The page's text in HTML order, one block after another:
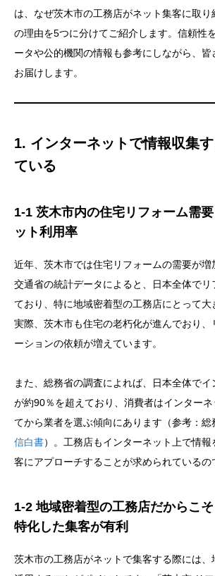
は、なぜ茨木市の工務店がネット集客に取り
の理由を5つに分けてご紹介します。信頼性
ータや公的機関の情報も参考にしながら、皆
お届けします。
1. インターネットで情報収集
ている
1-1 茨木市内の住宅リフォーム需
ット利用率
近年、茨木市では住宅リフォームの需要が増
交通省の統計データによると、日本全体でリ
ており、特に地域密着型の工務店にとって大
実際、茨木市も住宅の老朽化が進んでおり
ーションの依頼が増えています。
また、総務省の調査によれば、日本全体で
が約90％を超えており、消費者はインター
てから業者を選ぶ傾向にあります（参考：総
信白書）。工務店もインターネット上で情
客にアプローチすることが求められているの
1-2 地域密着型の工務店だからこ
特化した集客が有利
茨木市の工務店がネットで集客する際には、